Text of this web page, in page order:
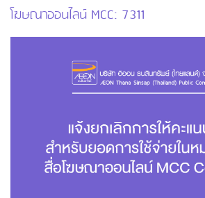
โฆษณาออนไลน์ MCC: 7311